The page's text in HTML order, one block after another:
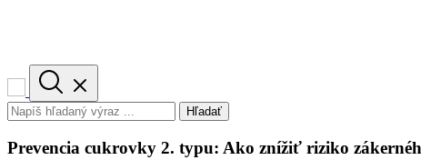
Hľadať
Prevencia cukrovky 2. typu: Ako znížiť riziko